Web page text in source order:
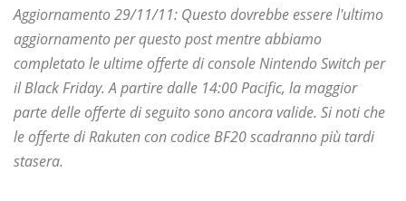
Aggiornamento 29/11/11: Questo dovrebbe essere l'ultimo
aggiornamento per questo post mentre abbiamo
completato le ultime offerte di console Nintendo Switch per
il Black Friday. A partire dalle 14:00 Pacific, la maggior
parte delle offerte di seguito sono ancora valide. Si noti che
le offerte di Rakuten con codice BF20 scadranno più tardi
stasera.